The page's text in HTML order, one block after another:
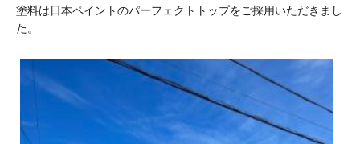
塗料は日本ペイントのパーフェクトトップをご採用いただきまし
た。